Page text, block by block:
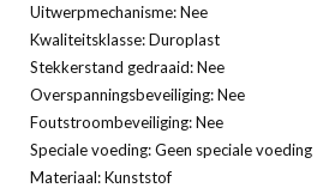
Uitwerpmechanisme: Nee
Kwaliteitsklasse: Duroplast
Stekkerstand gedraaid: Nee
Overspanningsbeveiliging: Nee
Foutstroombeveiliging: Nee
Speciale voeding: Geen speciale voeding
Materiaal: Kunststof